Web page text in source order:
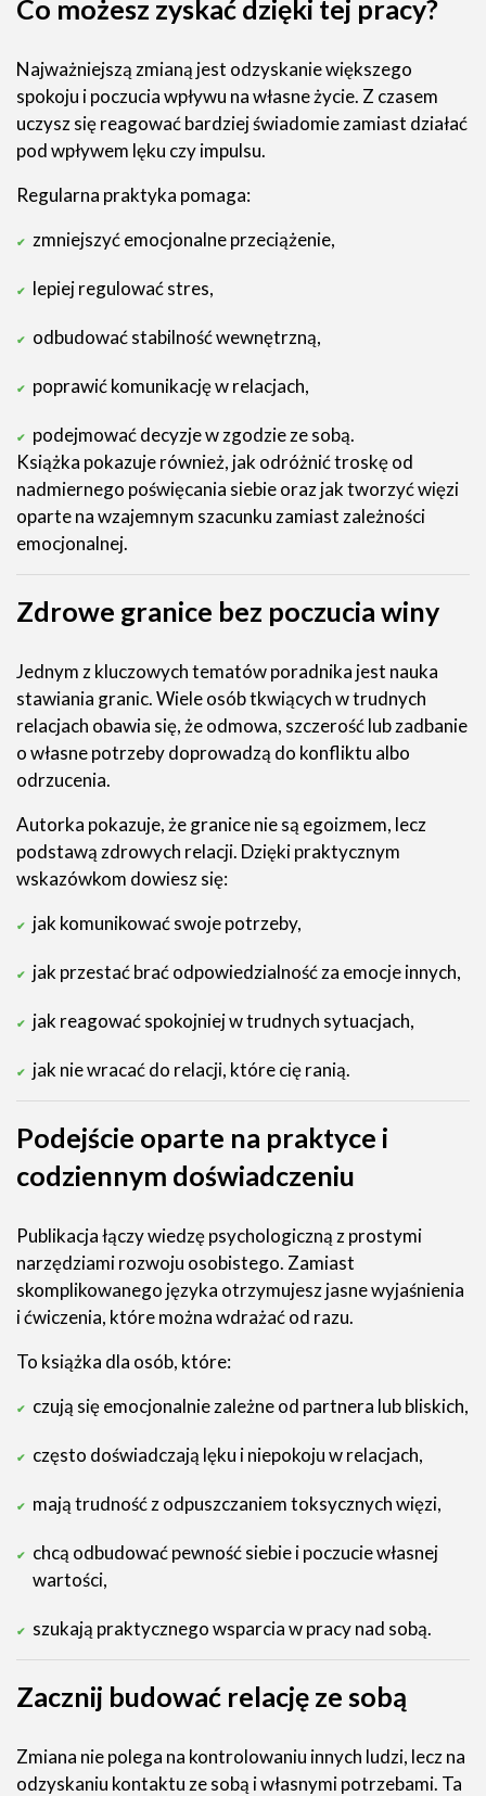
Co możesz zyskać dzięki tej pracy?
Najważniejszą zmianą jest odzyskanie większego
spokoju i poczucia wpływu na własne życie. Z czasem
uczysz się reagować bardziej świadomie zamiast działać
pod wpływem lęku czy impulsu.
Regularna praktyka pomaga:
zmniejszyć emocjonalne przeciążenie,
lepiej regulować stres,
odbudować stabilność wewnętrzną,
poprawić komunikację w relacjach,
podejmować decyzje w zgodzie ze sobą.
Książka pokazuje również, jak odróżnić troskę od
nadmiernego poświęcania siebie oraz jak tworzyć więzi
oparte na wzajemnym szacunku zamiast zależności
emocjonalnej.
Zdrowe granice bez poczucia winy
Jednym z kluczowych tematów poradnika jest nauka
stawiania granic. Wiele osób tkwiących w trudnych
relacjach obawia się, że odmowa, szczerość lub zadbanie
o własne potrzeby doprowadzą do konfliktu albo
odrzucenia.
Autorka pokazuje, że granice nie są egoizmem, lecz
podstawą zdrowych relacji. Dzięki praktycznym
wskazówkom dowiesz się:
jak komunikować swoje potrzeby,
jak przestać brać odpowiedzialność za emocje innych,
jak reagować spokojniej w trudnych sytuacjach,
jak nie wracać do relacji, które cię ranią.
Podejście oparte na praktyce i
codziennym doświadczeniu
Publikacja łączy wiedzę psychologiczną z prostymi
narzędziami rozwoju osobistego. Zamiast
skomplikowanego języka otrzymujesz jasne wyjaśnienia
i ćwiczenia, które można wdrażać od razu.
To książka dla osób, które:
czują się emocjonalnie zależne od partnera lub bliskich,
często doświadczają lęku i niepokoju w relacjach,
mają trudność z odpuszczaniem toksycznych więzi,
chcą odbudować pewność siebie i poczucie własnej
wartości,
szukają praktycznego wsparcia w pracy nad sobą.
Zacznij budować relację ze sobą
Zmiana nie polega na kontrolowaniu innych ludzi, lecz na
odzyskaniu kontaktu ze sobą i własnymi potrzebami. Ta